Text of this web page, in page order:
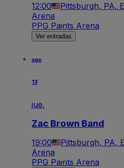
12:00 Pittsburgh, PA,
Arena
PPG Paints Arena
Ver entradas
ago
13
jue.
Zac Brown Band
19:00 Pittsburgh, PA,
Arena
PPG Paints Arena